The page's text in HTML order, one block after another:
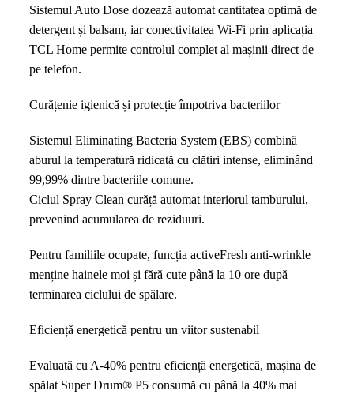
Sistemul Auto Dose dozează automat cantitatea optimă de
detergent și balsam, iar conectivitatea Wi-Fi prin aplicația
TCL Home permite controlul complet al mașinii direct de
pe telefon.
Curățenie igienică și protecție împotriva bacteriilor
Sistemul Eliminating Bacteria System (EBS) combină
aburul la temperatură ridicată cu clătiri intense, eliminând
99,99% dintre bacteriile comune.
Ciclul Spray Clean curăță automat interiorul tamburului,
prevenind acumularea de reziduuri.
Pentru familiile ocupate, funcția activeFresh anti-wrinkle
menține hainele moi și fără cute până la 10 ore după
terminarea ciclului de spălare.
Eficiență energetică pentru un viitor sustenabil
Evaluată cu A-40% pentru eficiență energetică, mașina de
spălat Super Drum® P5 consumă cu până la 40% mai